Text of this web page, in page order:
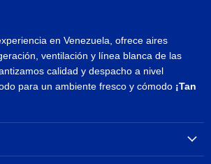
en Venezuela, ofrece aires
ventilación y línea blanca de las
calidad y despacho a nivel
para un ambiente fresco y cómodo ¡Tan